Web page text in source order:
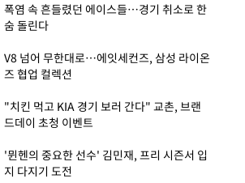
폭염 속 흔들렸던 에이스들…경기 취소로 한
숨 돌린다
V8 넘어 무한대로…에잇세컨즈, 삼성 라이온
즈 협업 컬렉션
"치킨 먹고 KIA 경기 보러 간다" 교촌, 브랜
드데이 초청 이벤트
'뮌헨의 중요한 선수' 김민재, 프리 시즌서 입
지 다지기 도전